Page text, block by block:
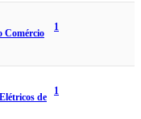
Comércio
1
de
1